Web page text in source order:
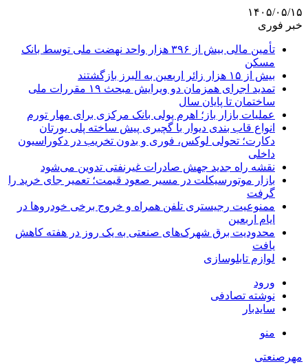
۱۴۰۵/۰۵/۱۵
خبر فوری
تأمین مالی بیش از ۳۹۶ هزار واحد نهضت ملی توسط بانک
مسکن
بیش از ۱۵ هزار زائر اربعین به البرز بازگشتند
تمدید اجرای همزمان دو ویرایش مبحث ۱۹ مقررات ملی
ساختمان تا پایان سال
عملیات بازار باز؛ اهرم پولی بانک مرکزی برای مهار تورم
انواع قاب بندی دیوار با گچبری پیش ساخته پلی یورتان
دکارت؛ تحولی لوکس، فوری و بدون تخریب در دکوراسیون
داخلی
نقشه راه جدید جهش صادرات غیرنفتی تدوین می‌شود
بازار موتورسیکلت در مسیر صعود قیمت؛ تعمیر جای خرید را
گرفت
ممنوعیت رجیستری تلفن همراه و خروج برخی خودروها در
ایام اربعین
محدودیت برق شهرک‌های صنعتی به یک روز در هفته کاهش
یافت
لوازم تابلوسازی
ورود
نوشته تصادفی
سایدبار
منو
مهرصنعتی